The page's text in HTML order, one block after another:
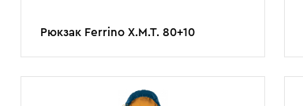
Рюкзак Ferrino X.M.T. 80+10